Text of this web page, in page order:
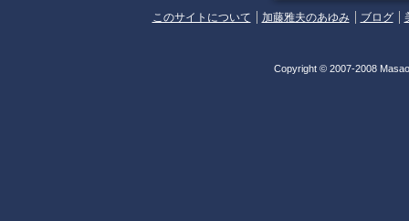
このサイトについて 加藤雅夫のあゆみ ブログ
Copyright © 2007-2008